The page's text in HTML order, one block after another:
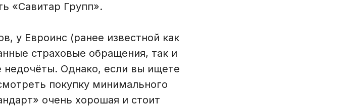
«Савитар Групп».
у Евроинс (ранее известной как
страховые обращения, так и
недочёты. Однако, если вы ищете
покупку минимального
очень хорошая и стоит